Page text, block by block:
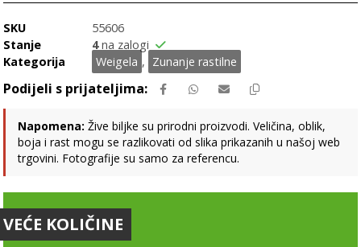
SKU
55606
Stanje
4na zalogi
Kategorija
Weigela , Zunanje rastilne
Napomena: Žive biljke su prirodni proizvodi. Veličina, oblik,
boja i rast mogu se razlikovati od slika prikazanih u našoj web
trgovini. Fotografije su samo za referencu.
VEĆE KOLIČINE